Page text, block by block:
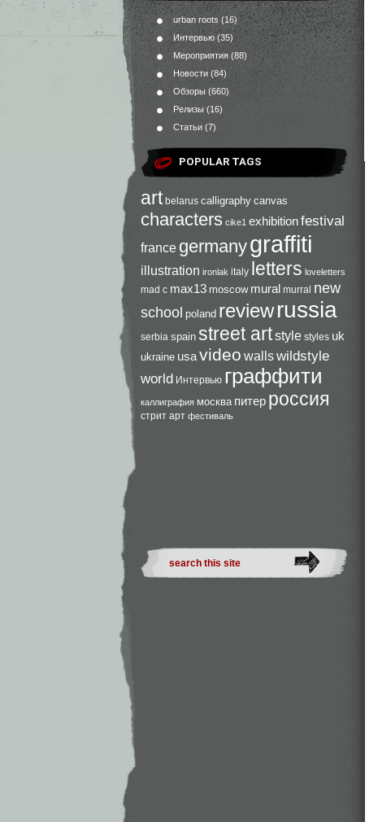
urban roots (16)
Интервью (35)
Мероприятия (88)
Новости (84)
Обзоры (660)
Релизы (16)
Статьи (7)
POPULAR TAGS
art belarus calligraphy canvas
characters cike1 exhibitionfestival
france germanygraffiti
illustration ironlak italy letters loveletters
mad c max13 moscow mural murral new
school poland reviewrussia
serbia spain street artstyle styles uk
ukraine usavideo wallswildstyle
world Интервью граффити
каллиграфия москва питер россия
стрит арт фестиваль